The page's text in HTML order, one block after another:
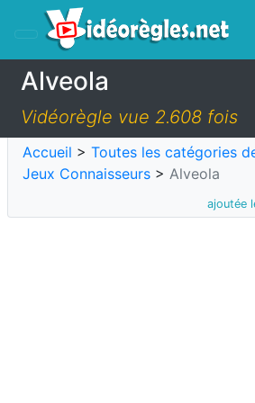
Alveola
Vidéorègle vue 2.608 fois
Accueil > Toutes les catégories
Jeux Connaisseurs > Alveola
ajoutée